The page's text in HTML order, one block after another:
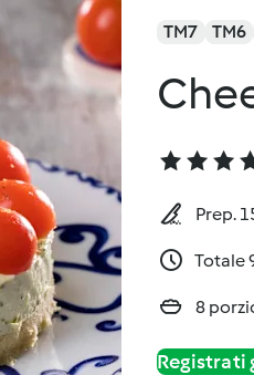
TM7 TM6
Prep.
Totale
8
Registrati